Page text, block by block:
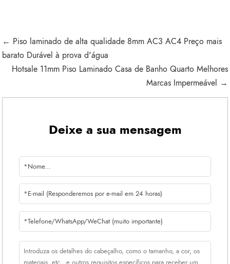
← Piso laminado de alta qualidade 8mm AC3 AC4 Preço mais
barato Durável à prova d'água
Hotsale 11mm Piso Laminado Casa de Banho Quarto Melhores
Marcas Impermeável →
Deixe a sua mensagem